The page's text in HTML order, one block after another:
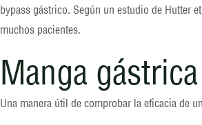
bypass gástrico. Según un estudio de Hutter
muchos pacientes.
Manga
Una manera útil de comprobar la eficacia de